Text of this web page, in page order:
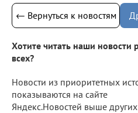
← Вернуться к новостям
Хотите читать наши новости
всех?
Новости из приоритетных
показываются на сайте
Яндекс.Новостей выше других